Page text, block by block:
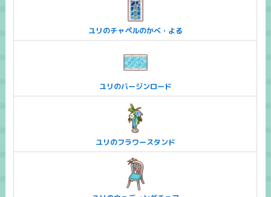
ユリのチャペルのかべ・よる
ユリのバージンロード
ユリのフラワースタンド